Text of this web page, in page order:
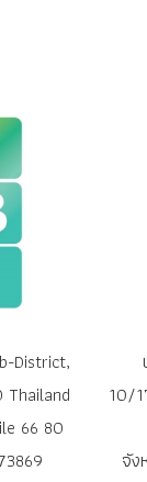
District,
66 80
10/
จั